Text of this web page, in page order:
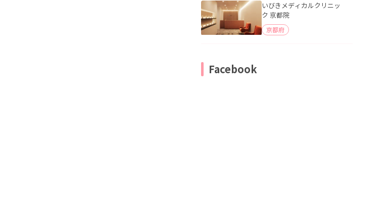
いびきメディカルクリニッ
ク 京都院
京都府
Facebook